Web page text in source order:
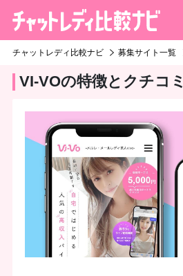
チャットレディ比較ナビ 募集サイト一覧
VI-VOの特徴とクチコミ